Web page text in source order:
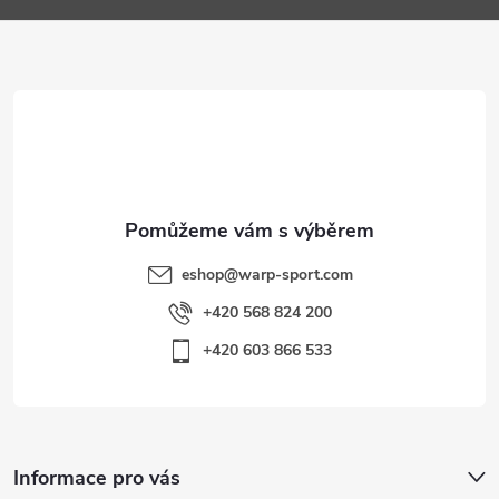
a
eshop@warp-sport.com
+420 568 824 200
+420 603 866 533
Informace pro vás